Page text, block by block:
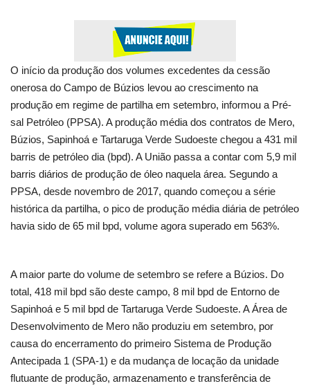
O início da produção dos volumes excedentes da cessão
onerosa do Campo de Búzios levou ao crescimento na
produção em regime de partilha em setembro, informou a Pré-
sal Petróleo (PPSA). A produção média dos contratos de Mero,
Búzios, Sapinhoá e Tartaruga Verde Sudoeste chegou a 431 mil
barris de petróleo dia (bpd). A União passa a contar com 5,9 mil
barris diários de produção de óleo naquela área. Segundo a
PPSA, desde novembro de 2017, quando começou a série
histórica da partilha, o pico de produção média diária de petróleo
havia sido de 65 mil bpd, volume agora superado em 563%.
A maior parte do volume de setembro se refere a Búzios. Do
total, 418 mil bpd são deste campo, 8 mil bpd de Entorno de
Sapinhoá e 5 mil bpd de Tartaruga Verde Sudoeste. A Área de
Desenvolvimento de Mero não produziu em setembro, por
causa do encerramento do primeiro Sistema de Produção
Antecipada 1 (SPA-1) e da mudança de locação da unidade
flutuante de produção, armazenamento e transferência de